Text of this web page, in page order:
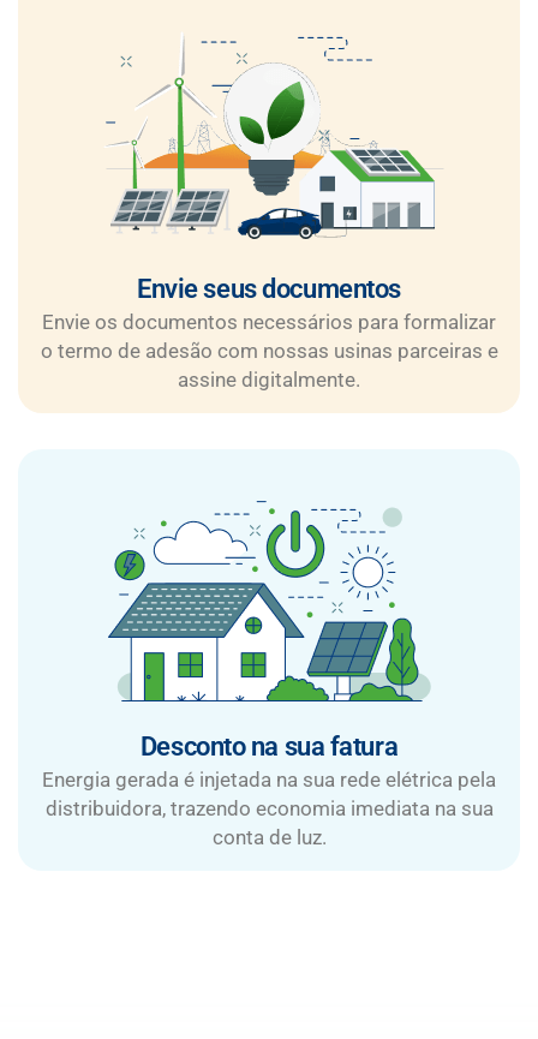
Envie seus documentos
Envie os documentos necessários para formalizar
o termo de adesão com nossas usinas parceiras e
assine digitalmente.
Desconto na sua fatura
Energia gerada é injetada na sua rede elétrica pela
distribuidora, trazendo economia imediata na sua
conta de luz.